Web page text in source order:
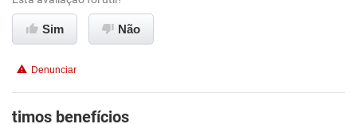
Conciliação com a vida familiar
Recomenda esta empresa
Sim Não
Denunciar
timos benefícios